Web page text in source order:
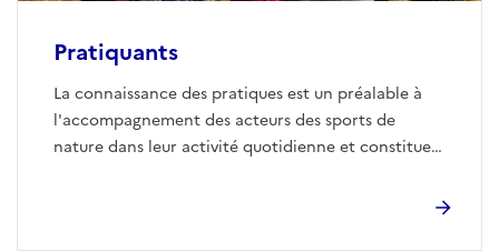
Pratiquants
La connaissance des pratiques est un préalable à
l'accompagnement des acteurs des sports de
nature dans leur activité quotidienne et constitue